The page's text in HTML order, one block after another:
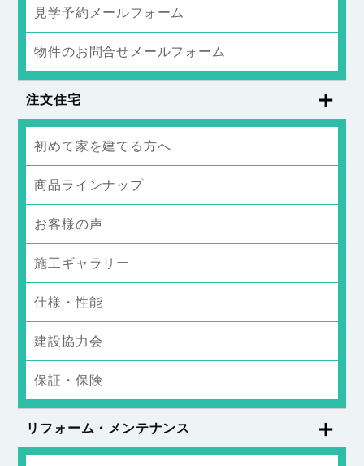
見学予約メールフォーム
物件のお問合せメールフォーム
注文住宅
初めて家を建てる方へ
商品ラインナップ
お客様の声
施工ギャラリー
仕様・性能
建設協力会
保証・保険
リフォーム・メンテナンス